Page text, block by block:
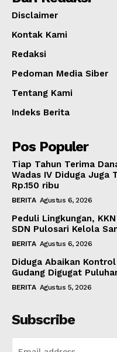
Disclaimer
Kontak Kami
Redaksi
Pedoman Media Siber
Tentang Kami
Indeks Berita
Pos Populer
Tiap Tahun Terima
Wadas IV Diduga Juga
Rp.150 ribu
BERITA Agustus 6, 2026
Peduli Lingkungan,
SDN Pulosari Kelola
BERITA Agustus 6, 2026
Diduga Abaikan
Gudang Digugat
BERITA Agustus 5, 2026
Subscribe